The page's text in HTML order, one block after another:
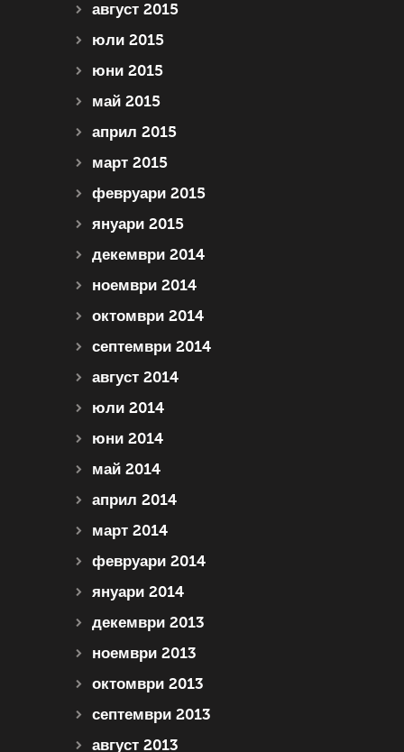
август 2015
юли 2015
юни 2015
май 2015
април 2015
март 2015
февруари 2015
януари 2015
декември 2014
ноември 2014
октомври 2014
септември 2014
август 2014
юли 2014
юни 2014
май 2014
април 2014
март 2014
февруари 2014
януари 2014
декември 2013
ноември 2013
октомври 2013
септември 2013
август 2013